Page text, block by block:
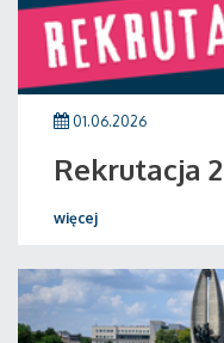
01.06.2026
Rekrutacja
więcej